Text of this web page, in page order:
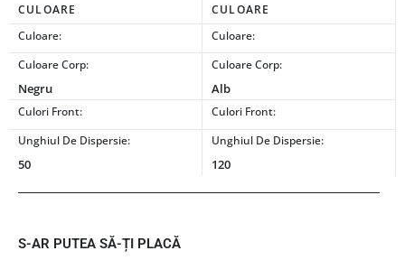
CULOARE
CULOARE
Culoare:
Culoare:
Culoare Corp:
Negru
Culoare Corp:
Alb
Culori Front:
Culori Front:
Unghiul De Dispersie:
50
Unghiul De Dispersie:
120
S-AR PUTEA SĂ-ȚI PLACĂ